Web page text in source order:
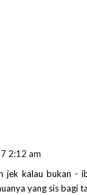
2:12 am
kalau bukan -
yang sis bagi